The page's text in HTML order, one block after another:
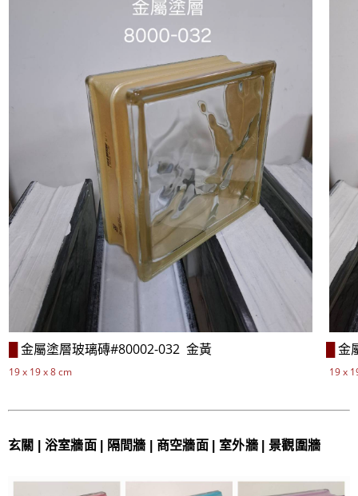
金屬塗層玻璃磚#80002-032 金黃
19 x 19 x 8 cm
金
19 x
玄關 | 浴室牆面 | 隔間牆 | 商空牆面 | 室外牆 | 景觀圍牆